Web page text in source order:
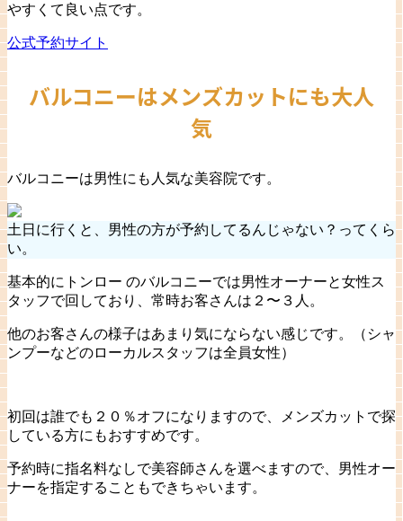
やすくて良い点です。
公式予約サイト
バルコニーはメンズカットにも大人
気
バルコニーは男性にも人気な美容院です。
土日に行くと、男性の方が予約してるんじゃない？ってくら
い。
基本的にトンロー のバルコニーでは男性オーナーと女性ス
タッフで回しており、常時お客さんは２〜３人。
他のお客さんの様子はあまり気にならない感じです。（シャ
ンプーなどのローカルスタッフは全員女性）
初回は誰でも２０％オフになりますので、メンズカットで探
している方にもおすすめです。
予約時に指名料なしで美容師さんを選べますので、男性オー
ナーを指定することもできちゃいます。